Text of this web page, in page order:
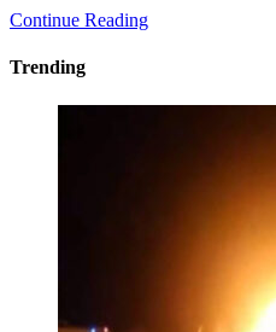
Continue Reading
Trending